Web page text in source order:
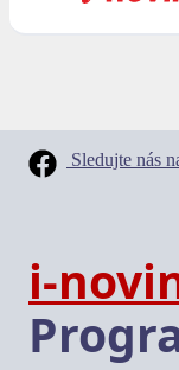
Sledujte nás
i-